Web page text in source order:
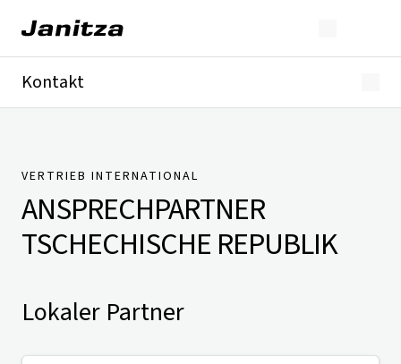
Kontakt
Presse
VERTRIEB INTERNATIONAL
ANSPRECHPARTNER
TSCHECHISCHE REPUBLIK
Lokaler Partner